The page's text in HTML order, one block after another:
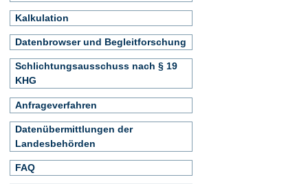
Kalkulation
Datenbrowser und Begleitforschung
Schlichtungsausschuss nach § 19
KHG
Anfrageverfahren
Datenübermittlungen der
Landesbehörden
FAQ